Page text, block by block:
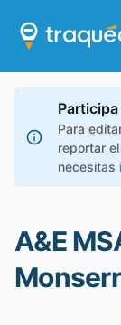
Para
reportar
necesitas
A&E